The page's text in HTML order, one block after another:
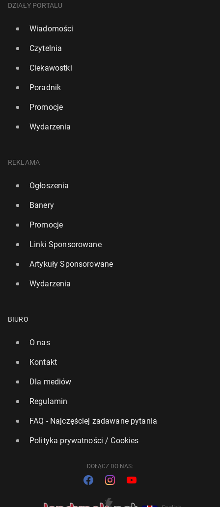
DZIAŁY PORTALU
Wiadomości
Czytelnia
Ciekawostki
Poradnik
Promocje
Wydarzenia
REKLAMA
Ogłoszenia
Banery
Promocje
Linki Sponsorowane
Artykuły Sponsorowane
Wydarzenia
BIURO
O nas
Kontakt
Dla mediów
Regulamin
FAQ - Najczęściej zadawane pytania
Polityka prywatności / Cookies
DOŁĄCZ DO NAS: